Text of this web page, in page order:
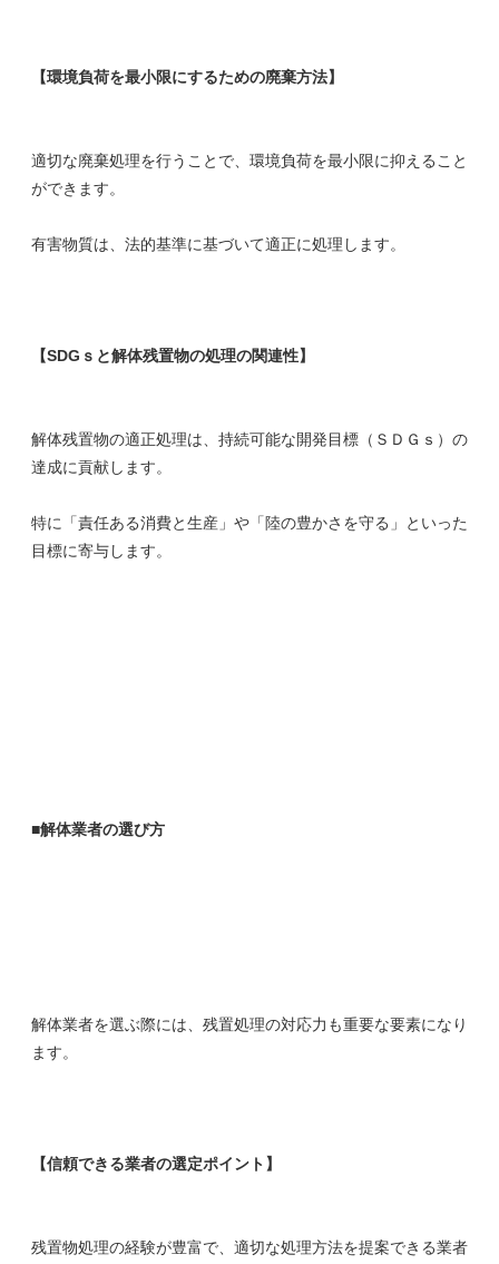
【環境負荷を最小限にするための廃棄方法】
適切な廃棄処理を行うことで、環境負荷を最小限に抑えること
ができます。
有害物質は、法的基準に基づいて適正に処理します。
【SDGｓと解体残置物の処理の関連性】
解体残置物の適正処理は、持続可能な開発目標（ＳＤＧｓ）の
達成に貢献します。
特に「責任ある消費と生産」や「陸の豊かさを守る」といった
目標に寄与します。
■解体業者の選び方
解体業者を選ぶ際には、残置処理の対応力も重要な要素になり
ます。
【信頼できる業者の選定ポイント】
残置物処理の経験が豊富で、適切な処理方法を提案できる業者